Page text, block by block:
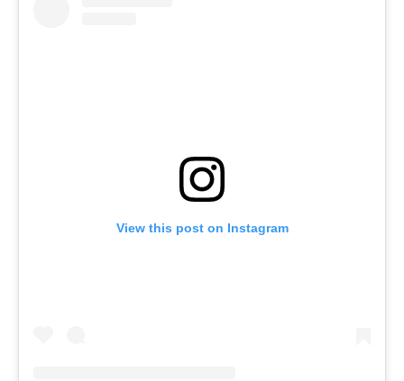
View this post on Instagram